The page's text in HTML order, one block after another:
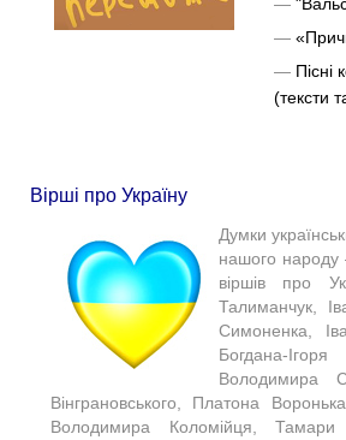
—
—
(тексти
Вірші про Україну
Думки
нашого народу
віршів про
Талиманчук,
Симоненка,
Богдана-
Володимира
Вінграновського, Платона
Володимира Коломійця,